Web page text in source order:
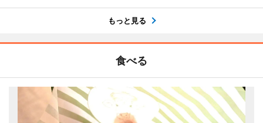
もっと見る
食べる